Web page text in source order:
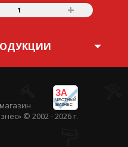
1 +
ЗА
ЧЕСТНЫЙ
БИЗНЕС
© 2002 - 2026 г.